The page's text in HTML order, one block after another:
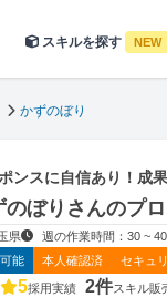
スキルを探す NEW
かずのぼり
ンスに自信あり！成
のぼりさんのプ
県 週の作業時間：30 ~
能
本人確認済 セキュ
5採用実績 2件スキル販